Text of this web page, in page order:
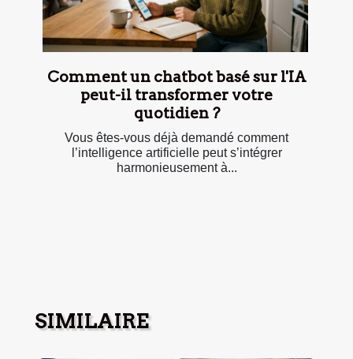
Comment un chatbot basé sur l'IA
peut-il transformer votre
quotidien ?
Vous êtes-vous déjà demandé comment
l’intelligence artificielle peut s’intégrer
harmonieusement à...
SIMILAIRE